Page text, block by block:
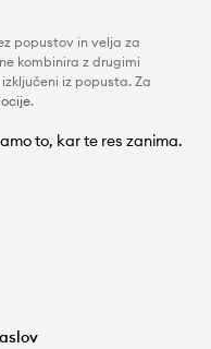
popustov in velja za
kombinira z drugimi
iz popusta. Za
.
to, kar te res zanima.